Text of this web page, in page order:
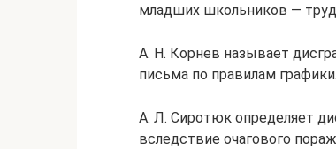
младших школьников —
А. Н. Корнев называет
письма по правилам графики.
А. Л. Сиротюк определяет
вследствие очагового